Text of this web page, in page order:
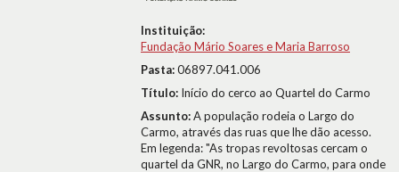
Instituição:
Fundação Mário Soares e Maria Barroso
Pasta:06897.041.006
Título: Início do cerco ao Quartel do Carmo
Assunto:A população rodeia o Largo do
Carmo, através das ruas que lhe dão acesso.
Em legenda: "As tropas revoltosas cercam o
quartel da GNR, no Largo do Carmo, para onde